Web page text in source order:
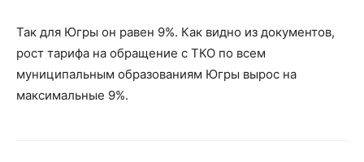
Так для Югры он равен 9%. Как видно из документов,
рост тарифа на обращение с ТКО по всем
муниципальным образованиям Югры вырос на
максимальные 9%.